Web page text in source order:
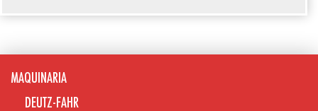
MAQUINARIA
DEUTZ-FAHR